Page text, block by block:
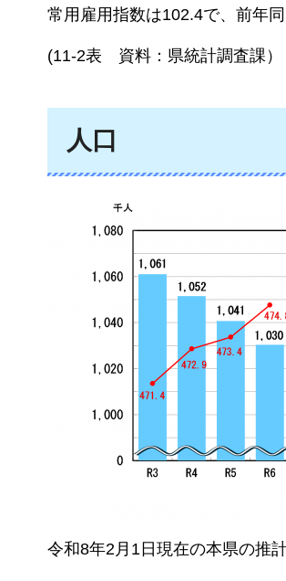
常用雇用指数は102.4で、前年
(11-2表 資料：県統計調査課 ）
人口
令和8年2月1日現在の本県の推